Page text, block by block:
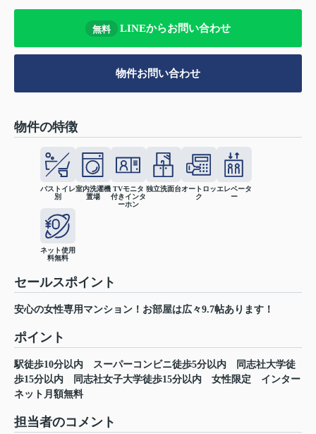
無料 LINEからお問い合わせ
物件お問い合わせ
物件の特徴
バストイレ
別
室内洗濯機
置場
TVモニタ
付きインタ
ーホン
独立洗面台オートロッ
ク
エレベータ
ー
ネット使用
料無料
セールスポイント
安心の女性専用マンション！お部屋は広々9.7帖あります！
ポイント
駅徒歩10分以内 スーパーコンビニ徒歩5分以内
同志社大学徒
歩15分以内
同志社女子大学徒歩15分以内 女性限定
インター
ネット月額無料
担当者のコメント